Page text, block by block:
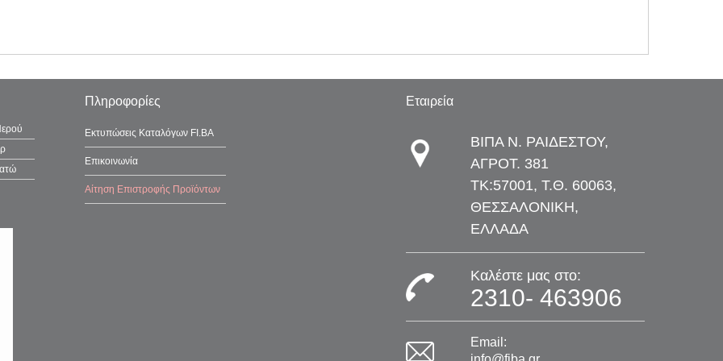
Πληροφορίες
Εκτυπώσεις Καταλόγων FI.BA
Επικοινωνία
Αίτηση Επιστροφής Προϊόντων
Εταιρεία
ΒΙΠΑ Ν. ΡΑΙΔΕΣΤΟΥ,
ΑΓΡΟΤ. 381
TK:57001, Τ.Θ. 60063,
ΘΕΣΣΑΛΟΝΙΚΗ,
ΕΛΛΑΔΑ
Καλέστε μας στο:
2310- 463906
Email: